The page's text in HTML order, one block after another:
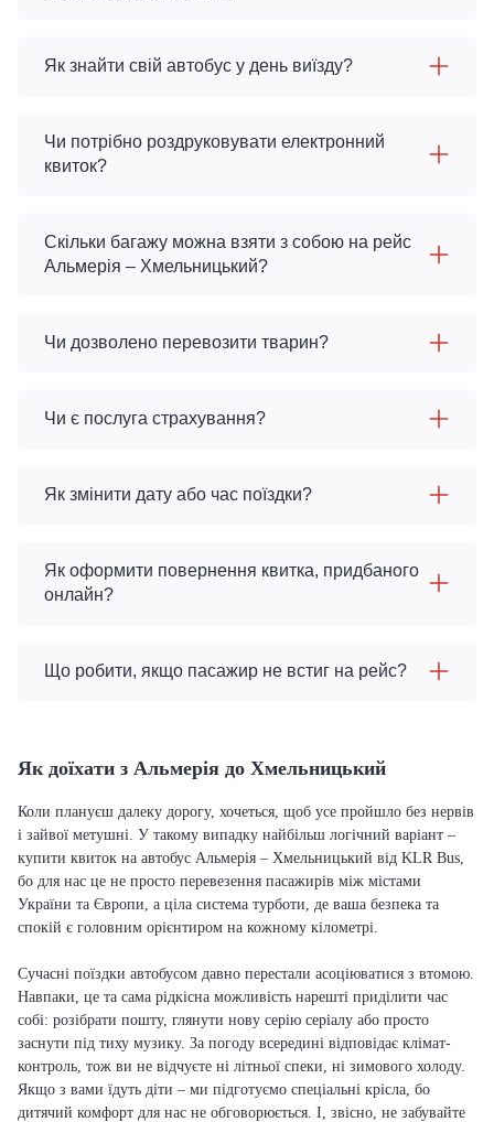
Як знайти свій автобус у день виїзду?
Чи потрібно роздруковувати електронний
квиток?
Скільки багажу можна взяти з собою на рейс
Альмерія – Хмельницький?
Чи дозволено перевозити тварин?
Чи є послуга страхування?
Як змінити дату або час поїздки?
Як оформити повернення квитка, придбаного
онлайн?
Що робити, якщо пасажир не встиг на рейс?
Як доїхати з Альмерія до Хмельницький
Коли плануєш далеку дорогу, хочеться, щоб усе пройшло без нервів
і зайвої метушні. У такому випадку найбільш логічний варіант –
купити квиток на автобус Альмерія – Хмельницький від KLR Bus,
бо для нас це не просто перевезення пасажирів між містами
України та Європи, а ціла система турботи, де ваша безпека та
спокій є головним орієнтиром на кожному кілометрі.
Сучасні поїздки автобусом давно перестали асоціюватися з втомою.
Навпаки, це та сама рідкісна можливість нарешті приділити час
собі: розібрати пошту, глянути нову серію серіалу або просто
заснути під тиху музику. За погоду всередині відповідає клімат-
контроль, тож ви не відчуєте ні літньої спеки, ні зимового холоду.
Якщо з вами їдуть діти – ми підготуємо спеціальні крісла, бо
дитячий комфорт для нас не обговорюється. І, звісно, не забувайте